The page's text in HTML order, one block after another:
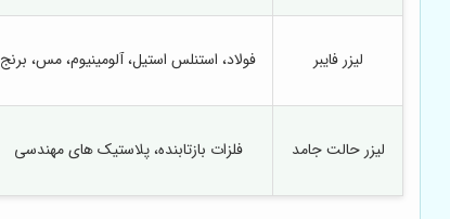
لیزر فایبر فولاد، استنلس استیل، آلومینیوم، مس، برنج
لیزر حالت جامد فلزات بازتابنده، پلاستیک های مهندسی